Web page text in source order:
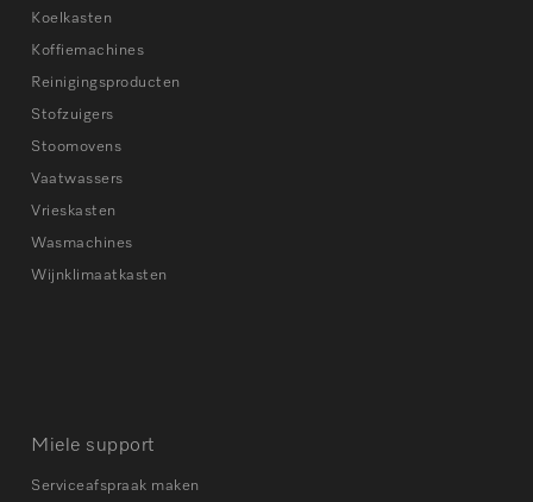
Koelkasten
Koffiemachines
Reinigingsproducten
Stofzuigers
Stoomovens
Vaatwassers
Vrieskasten
Wasmachines
Wijnklimaatkasten
Miele support
Serviceafspraak maken